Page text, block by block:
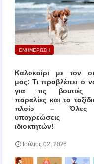
ΕΝΗΜΕΡΩΣΗ
Καλοκαίρι με τον
μας: Τι προβλέπει ο
για τις βουτιές
παραλίες και τα
πλοίο – Όλες
υποχρεώσεις
ιδιοκτητών!
Ιούλιος 02, 2026